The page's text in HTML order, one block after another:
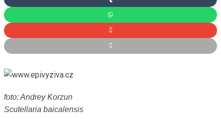
foto: Andrey Korzun
Scutellaria baicalensis